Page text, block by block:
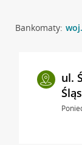
Bankomaty:
ul.